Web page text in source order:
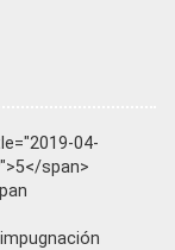
04-
span>